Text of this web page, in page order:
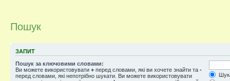
Пошук
ЗАПИТ
Пошук за ключовими словами:
Ви можете використовувати + перед словами, які ви хочете знайти та -
перед словами, які непотрібно шукати. Ви можете використовувати